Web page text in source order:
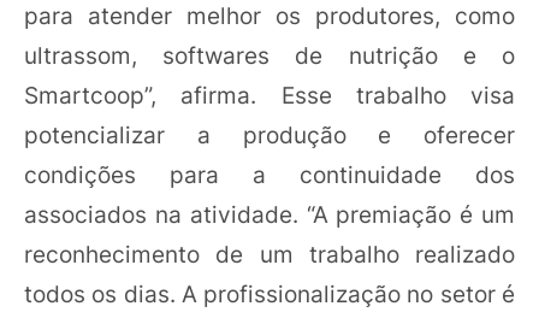
para atender melhor os produtores, como
ultrassom, softwares de nutrição e o
Smartcoop”, afirma. Esse trabalho visa
potencializar a produção e oferecer
condições para a continuidade dos
associados na atividade. “A premiação é um
reconhecimento de um trabalho realizado
todos os dias. A profissionalização no setor é